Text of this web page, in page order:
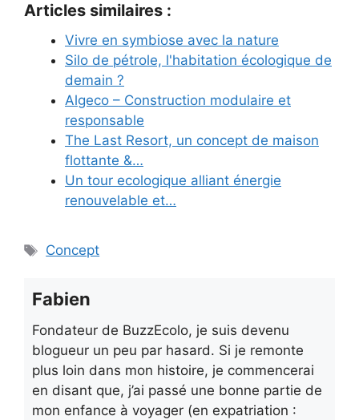
Articles similaires :
Vivre en symbiose avec la nature
Silo de pétrole, l'habitation écologique de
demain ?
Algeco – Construction modulaire et
responsable
The Last Resort, un concept de maison
flottante &…
Un tour ecologique alliant énergie
renouvelable et…
Étiquettes
Concept
Fabien
Fondateur de BuzzEcolo, je suis devenu
blogueur un peu par hasard. Si je remonte
plus loin dans mon histoire, je commencerai
en disant que, j’ai passé une bonne partie de
mon enfance à voyager (en expatriation :